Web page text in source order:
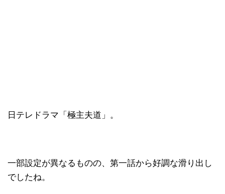
日テレドラマ「極主夫道」。
一部設定が異なるものの、第一話から好調な滑り出し
でしたね。